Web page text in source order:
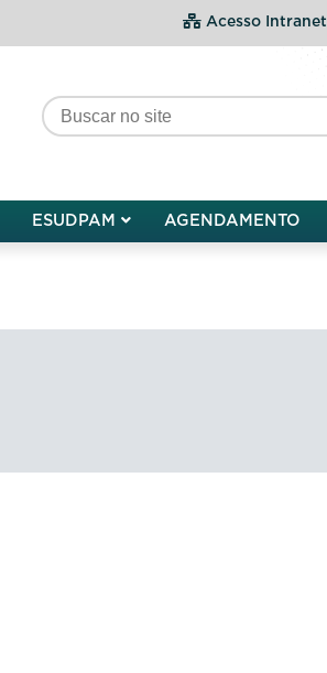
Acesso Intranet
ESUDPAM AGENDAMENTO